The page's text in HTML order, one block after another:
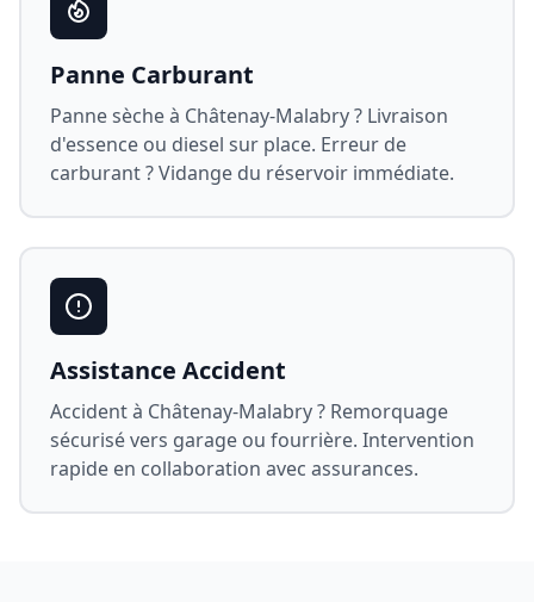
Panne Carburant
Panne sèche à Châtenay-Malabry? Livraison
d'essence ou diesel sur place. Erreur de
carburant ? Vidange du réservoir immédiate.
Assistance Accident
Accident à Châtenay-Malabry? Remorquage
sécurisé vers garage ou fourrière. Intervention
rapide en collaboration avec assurances.